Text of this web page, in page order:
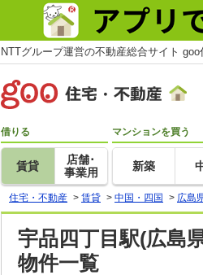
NTTグループ運営の不動産総合サイト goo
借りる
賃貸
店舗･
事業用
マンションを買う
新築
住宅・不動産 > 賃貸 > 中国・四国 > 広島
宇品四丁目駅(広島
物件一覧